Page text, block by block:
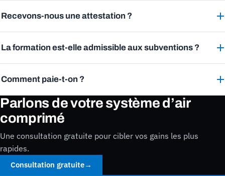
Recevons-nous une attestation ?
La formation est-elle admissible aux subventions ?
Comment paie-t-on ?
Parlons de votre système d’air
comprimé
Une consultation gratuite pour cibler vos gains les plus
rapides.
Consultation gratuite→